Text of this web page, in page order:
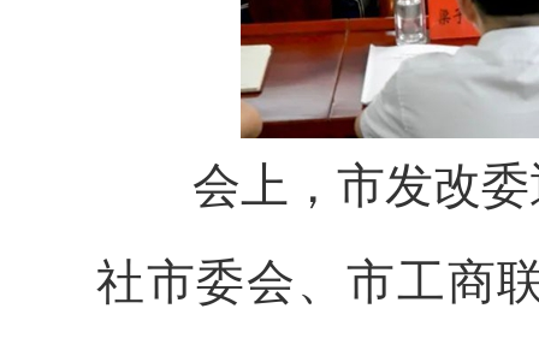
会上，市发改委
社市委会、市工商